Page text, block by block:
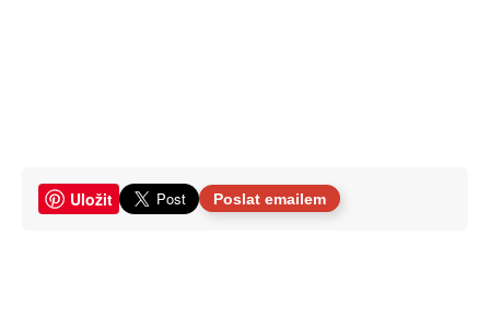
Uložit Poslat emailem